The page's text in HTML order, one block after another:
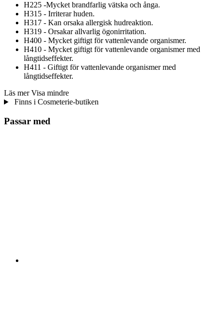
H225 -Mycket brandfarlig vätska och ånga.
H315 - Irriterar huden.
H317 - Kan orsaka allergisk hudreaktion.
H319 - Orsakar allvarlig ögonirritation.
H400 - Mycket giftigt för vattenlevande organismer.
H410 - Mycket giftigt för vattenlevande organismer med
långtidseffekter.
H411 - Giftigt för vattenlevande organismer med
långtidseffekter.
Läs mer Visa mindre
Finns i Cosmeterie-butiken
Passar med